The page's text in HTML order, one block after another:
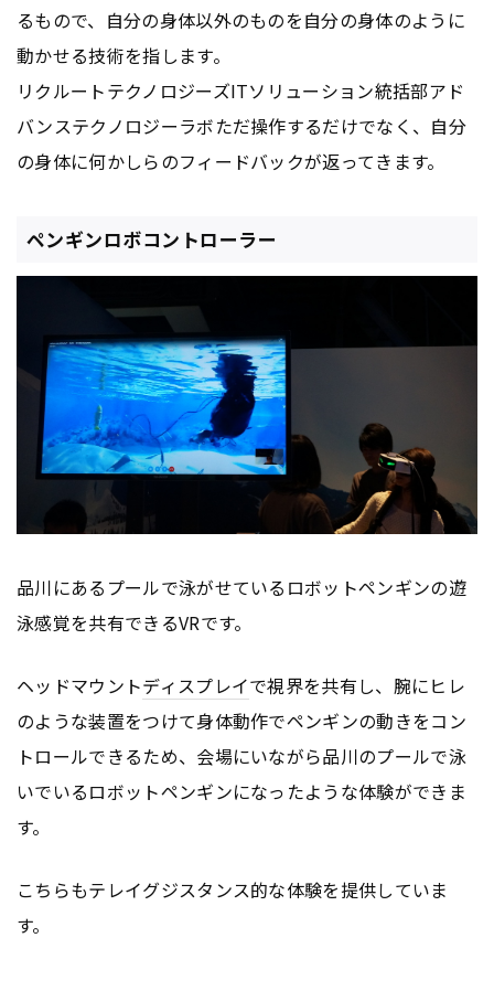
るもので、自分の身体以外のものを自分の身体のように
動かせる技術を指します。
リクルートテクノロジーズITソリューション統括部アド
バンステクノロジーラボただ操作するだけでなく、自分
の身体に何かしらのフィードバックが返ってきます。
ペンギンロボコントローラー
品川にあるプールで泳がせているロボットペンギンの遊
泳感覚を共有できるVRです。
ヘッドマウントディスプレイで視界を共有し、腕にヒレ
のような装置をつけて身体動作でペンギンの動きをコン
トロールできるため、会場にいながら品川のプールで泳
いでいるロボットペンギンになったような体験ができま
す。
こちらもテレイグジスタンス的な体験を提供していま
す。